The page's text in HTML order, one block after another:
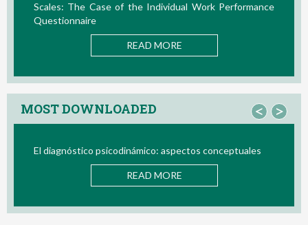
Work Performance
Nuevos Desarrollos en la Última
MOST DOWNLOADED < >
aspectos conceptuales Bio/neurofeedback